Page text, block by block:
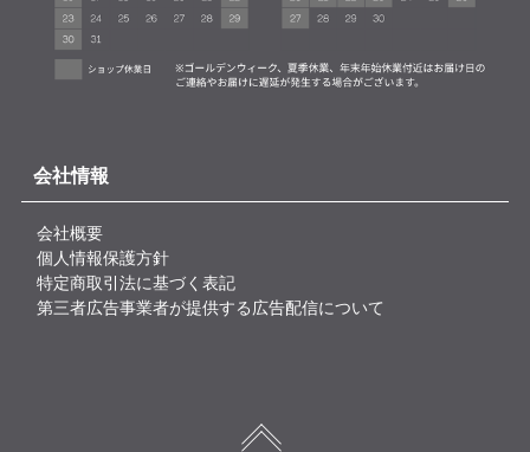
会社情報
会社概要
個人情報保護方針
特定商取引法に基づく表記
第三者広告事業者が提供する広告配信について